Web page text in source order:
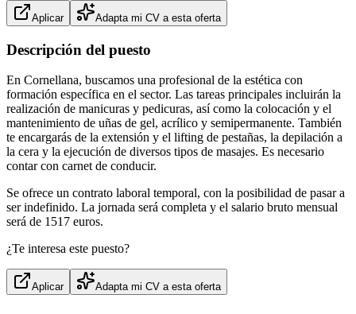
Aplicar Adapta mi CV a esta oferta
Descripción del puesto
En Cornellana, buscamos una profesional de la estética con
formación específica en el sector. Las tareas principales incluirán la
realización de manicuras y pedicuras, así como la colocación y el
mantenimiento de uñas de gel, acrílico y semipermanente. También
te encargarás de la extensión y el lifting de pestañas, la depilación a
la cera y la ejecución de diversos tipos de masajes. Es necesario
contar con carnet de conducir.
Se ofrece un contrato laboral temporal, con la posibilidad de pasar a
ser indefinido. La jornada será completa y el salario bruto mensual
será de 1517 euros.
¿Te interesa este puesto?
Aplicar Adapta mi CV a esta oferta